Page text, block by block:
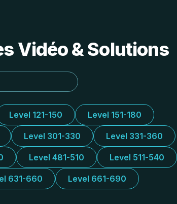
Vidéo & Solutions
Level 121-150 Level 151-180
Level 301-330 Level 331-360
Level 481-510 Level 511-540
631-660 Level 661-690